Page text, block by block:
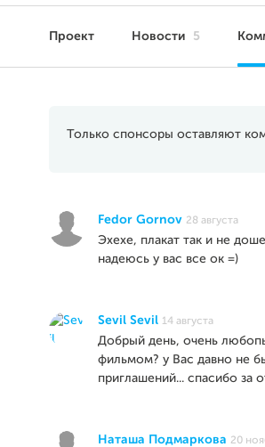
Проект Новости 5
Только спонсоры оставляют
Fedor Gornov 28 августа
Эхехе, плакат так и не
надеюсь у вас все ок =)
Sevil Sevil 14 августа
Добрый день, очень
фильмом? у Вас давно не
приглашений... спасибо за
Наташа Подмаркова 20